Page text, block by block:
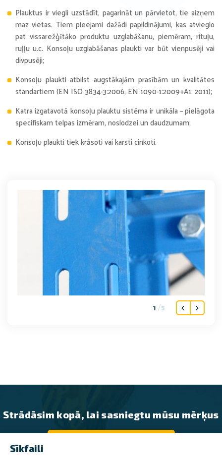
Plauktus ir viegli uzstādīt, pagarināt un pārvietot, tie aizņem
maz vietas. Tiem pieejami dažādi papildinājumi, kas atvieglo
pat vissarežģītāko produktu uzglabāšanu, piemēram, rituļu,
ruļļu u.c. Konsoļu uzglabāšanas plaukti var būt vienpusēji vai
divpusēji;
Konsoļu plaukti atbilst augstākajām prasībām un kvalitātes
standartiem (EN ISO 3834-3:2006, EN 1090-1:2009+A1: 2011);
Katra izgatavotā konsoļu plauktu sistēma ir unikāla – pielāgota
specifiskam telpas izmēram, noslodzei un daudzumam;
Konsoļu plaukti tiek krāsoti vai karsti cinkoti.
1 5
Strādāsim kopā, lai sasniegtu mūsu mērķus
Sīkfaili